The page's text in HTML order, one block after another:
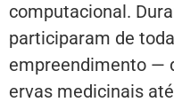
computacional.
participaram de
empreendimento —
ervas medicinais